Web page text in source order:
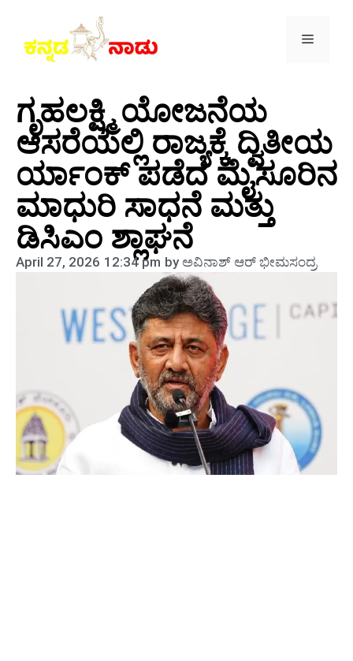
ಗೃಹಲಕ್ಷ್ಮಿ ಯೋಜನೆಯ
ಆಸರೆಯಲ್ಲಿ ರಾಜ್ಯಕ್ಕೆ ದ್ವಿತೀಯ
ರ್ಯಾಂಕ್ ಪಡೆದ ಮೈಸೂರಿನ
ಮಾಧುರಿ ಸಾಧನೆ ಮತ್ತು
ಡಿಸಿಎಂ ಶ್ಲಾಘನೆ
April 27, 2026 12:34 pm byಅವಿನಾಶ್‌ ಆರ್‌ ಭೀಮಸಂದ್ರ